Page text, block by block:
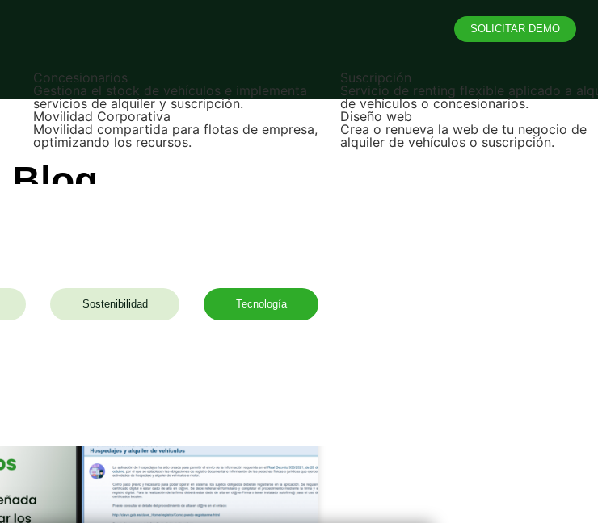
Concesionarios
Gestiona el stock de vehículos e implementa
servicios de alquiler y suscripción.
Movilidad Corporativa
Movilidad compartida para flotas de empresa,
optimizando los recursos.
Suscripción
Servicio de renting flexible aplicado a
de vehículos o concesionarios.
Diseño web
Crea o renueva la web de tu negocio de
alquiler de vehículos o suscripción.
SOLICITAR DEMO
Blog
Sostenibilidad Tecnología